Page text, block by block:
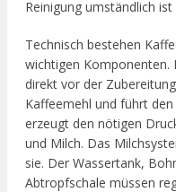
Reinigung umständlich
Technisch bestehen
wichtigen Komponenten.
direkt vor der
Kaffeemehl und führt
erzeugt den nötigen
und Milch. Das
sie. Der Wassertank,
Abtropfschale müssen